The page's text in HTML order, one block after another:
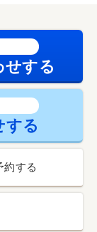
せする
する
約する